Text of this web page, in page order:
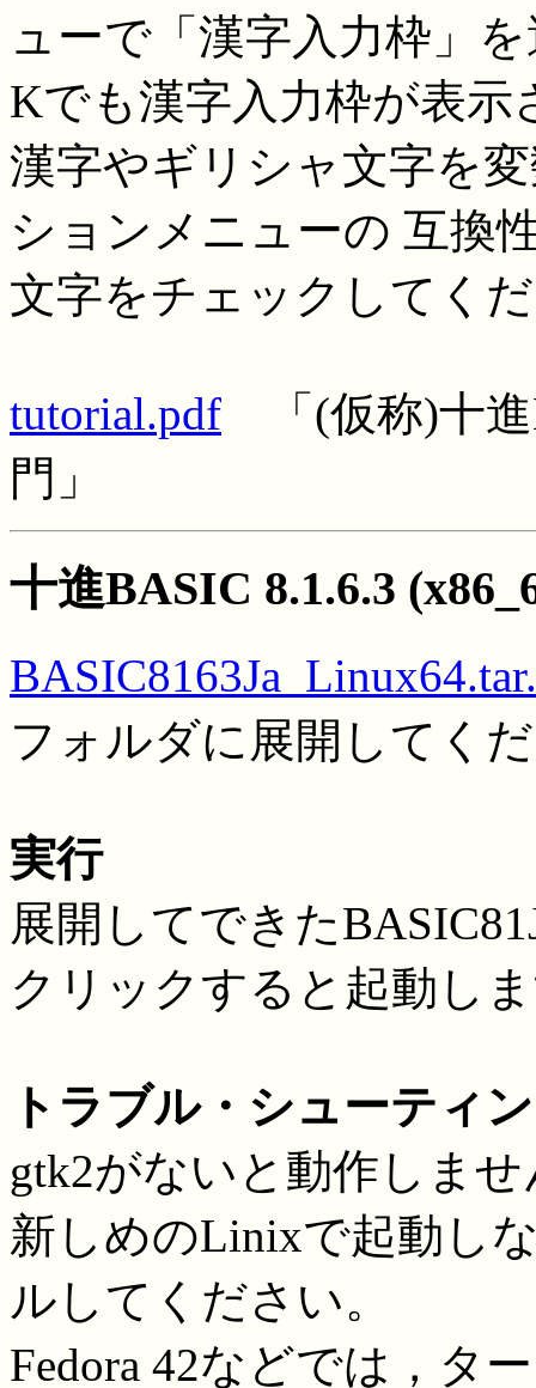
ューで「漢字入力枠」
Kでも漢字入力枠が表示
漢字やギリシャ文字を
ションメニューの 互換
文字をチェックしてく
tutorial.pdf 「(仮称)十進
門」
十進BASIC 8.1.6.3
フォルダに展開してく
実行
展開してできた
クリックすると起動し
トラブル・シューティ
gtk2がないと動作しませ
新しめのLinixで起動し
ルしてください。
Fedora 42などでは，タ